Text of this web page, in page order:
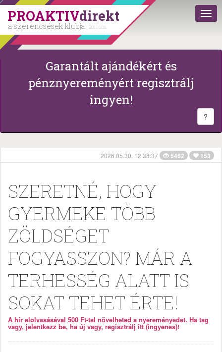
PROAKTIVdirekt
a szerencsések klubja | 2011 óta
Garantált ajándékért és
pénznyereményért regisztrálj
ingyen!
?
2026.05.30. 12:38:37 5462 153
SZERETNÉ, HOGY
GYERMEKE TÖBB
ZÖLDSÉGET
FOGYASSZON? MÁR A
TERHESSÉG ALATT IS
SOKAT TEHET ÉRTE!
A hír elolvasásával 500 Ft-tal növelheted a nyereményedet. Ha tag
vagy, jelentkezz be, ha új vagy, regisztrálj itt (ingyenes)!